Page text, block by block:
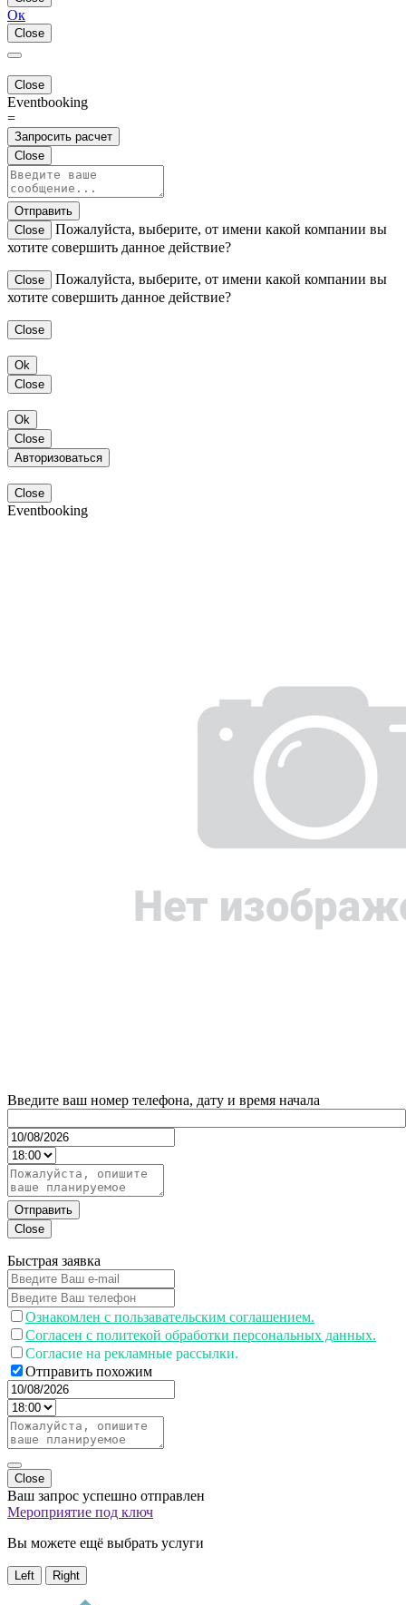
Ок
Close
Close
Eventbooking
=
Запросить расчет
Close
Отправить
Close
Пожалуйста, выберите, от имени какой компании вы
хотите совершить данное действие?
Close
Пожалуйста, выберите, от имени какой компании вы
хотите совершить данное действие?
Close
Ok
Close
Ok
Close
Авторизоваться
Close
Eventbooking
Введите ваш номер телефона, дату и время начала
Отправить
Close
Быстрая заявка
Ознакомлен с пользавательским соглашением.
Согласен с политекой обработки персональных данных.
Согласие на рекламные рассылки.
Отправить похожим
Close
Ваш запрос успешно отправлен
Мероприятие под ключ
Вы можете ещё выбрать услуги
Left Right